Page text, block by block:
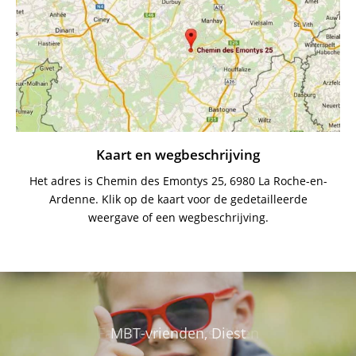
Kaart en wegbeschrijving
Het adres is Chemin des Emontys 25, 6980 La Roche-en-
Ardenne. Klik op de kaart voor de gedetailleerde
weergave of een wegbeschrijving.
Familie Schrijvers, Alken
MBT-vrienden, Diest
Familie Vanvoorden, Hasselt
Speltincx & friends, Brecht
De meidenclub uit Overijse
WTC Blijf Jong, Genebos
Familie Stevens, Diepenbeek
Familie Knuts, Alken
Familie Minten, Hasselt
Familie Hoekx, Poperinge
Familie Lahousse, Tielt